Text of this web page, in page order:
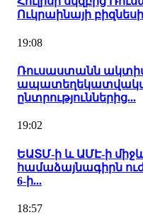
Ուկրաինայի
19:08
Ռուսաստանն
ընտրություններից...
19:02
ԵԱՏՄ-ի և ԱՄԷ-ի
համաձայնագիրն
6-ի...
18:57